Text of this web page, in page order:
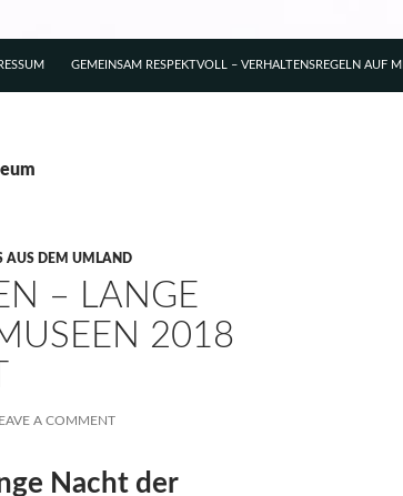
GEMEINSAM RESPEKTVOLL – VERHALTENSREGELN AUF
AUS DEM UMLAND
– LANGE
2018
A COMMENT
Nacht der